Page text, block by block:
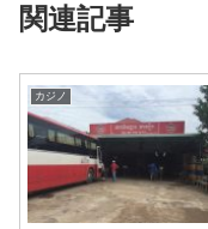
関連記事
カジノ